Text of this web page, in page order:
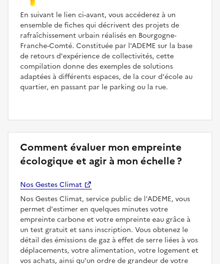
En suivant le lien ci-avant, vous accéderez à un
ensemble de fiches qui décrivent des projets de
rafraîchissement urbain réalisés en Bourgogne-
Franche-Comté. Constituée par l'ADEME sur la base
de retours d'expérience de collectivités, cette
compilation donne des exemples de solutions
adaptées à différents espaces, de la cour d'école au
quartier, en passant par le parking ou la rue.
Comment évaluer mon empreinte
écologique et agir à mon échelle ?
Nos Gestes Climat
Nos Gestes Climat, service public de l'ADEME, vous
permet d'estimer en quelques minutes votre
empreinte carbone et votre empreinte eau grâce à
un test gratuit et sans inscription. Vous obtenez le
détail des émissions de gaz à effet de serre liées à vos
déplacements, votre alimentation, votre logement et
vos achats, ainsi qu'un ordre de grandeur de votre